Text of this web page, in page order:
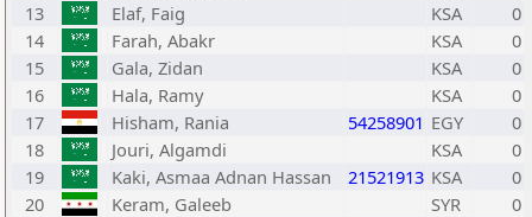
13
Elaf, Faig KSA
0
14
Farah, Abakr KSA
0
15
Gala, Zidan KSA
0
16
Hala, Ramy KSA
0
17
Hisham, Rania 54258901 EGY
0
18
Jouri, Algamdi KSA
0
19
Kaki, Asmaa Adnan Hassan 21521913 KSA
0
20
Keram, Galeeb SYR
0